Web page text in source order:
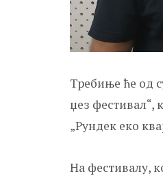
Требиње ће од
џез фестивал“,
„Рундек еко
На фестивалу,